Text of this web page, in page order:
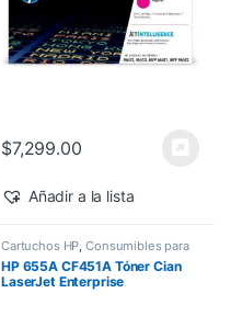
$7,299.00
Añadir a la lista
Cartuchos HP,Consumibles para
Impresoras,Nuevos Productos
Sobre Pedido,Toner Original
HP 655A CF451A Tóner Cian
LaserJet Enterprise